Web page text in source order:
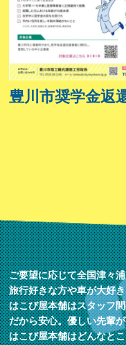
豊川市奨学金返
ご要望に応じて全国津々
旅行好きな方や車が大好
はこび屋本舗はスタッフ
だから安心。優しい先輩
はこび屋本舗はどんなと